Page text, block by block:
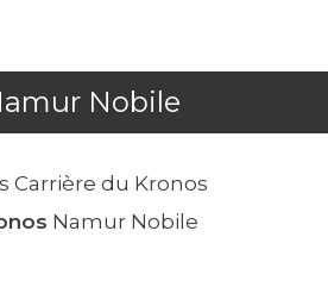
Nobile
Namur Nobile